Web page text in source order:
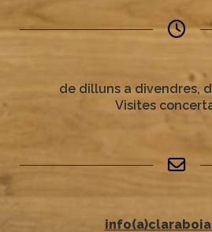
de dilluns a divendres,
Visites